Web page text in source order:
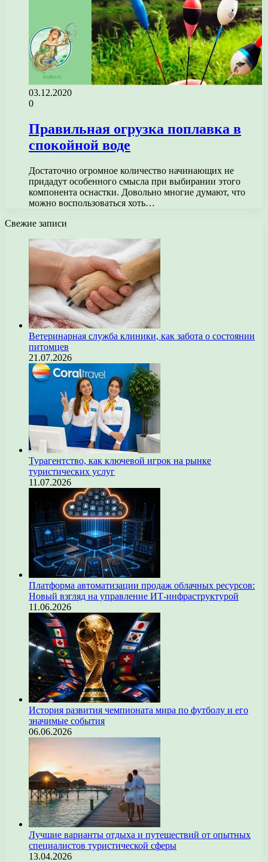
03.12.2020
0
Правильная огрузка поплавка в
спокойной воде
Достаточно огромное количество начинающих не
придадут особенного смысла при выбирании этого
компонента оснастки. Довольно многие думают, что
можно воспользоваться хоть…
Свежие записи
Ветеринарная служба клиники, как забота о состоянии
питомцев
21.07.2026
Турагентство, как ключевой игрок на рынке
туристических услуг
11.07.2026
Платформа автоматизации продаж облачных ресурсов:
Новый взгляд на управление ИТ-инфраструктурой
11.06.2026
История развития чемпионата мира по футболу и его
значимые события
06.06.2026
Лучшие варианты отдыха и путешествий от опытных
специалистов туристической сферы
13.04.2026